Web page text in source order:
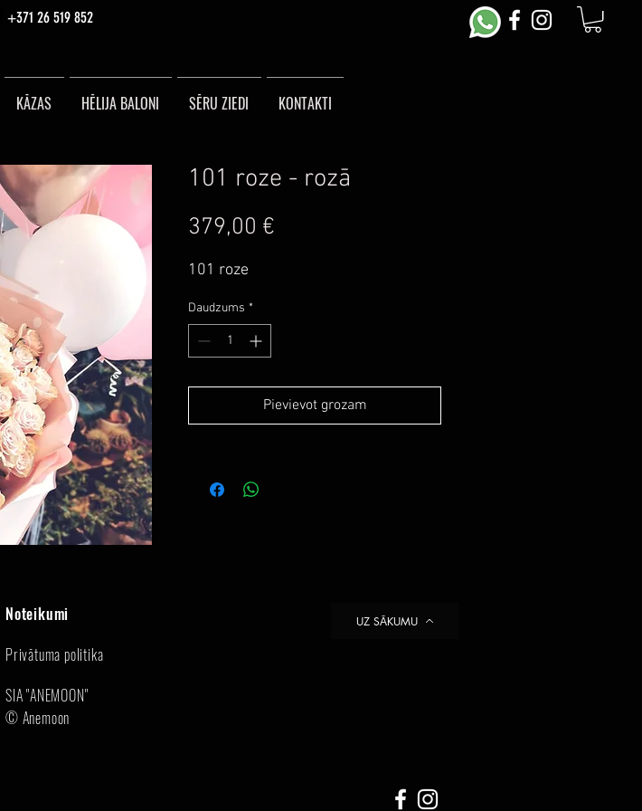
+371 26 519 852
KĀZAS HĒLIJA BALONI SĒRU ZIEDI KONTAKTI
101 roze - rozā
379,00 €
101 roze
Daudzums *
Pievievot grozam
Noteikumi
Privātuma politika
SIA "ANEMOON"
© Anemoon
UZ SĀKUMU